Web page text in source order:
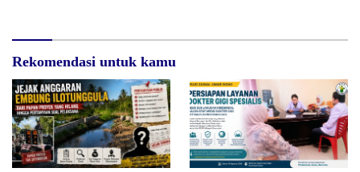
Rekomendasi untuk kamu